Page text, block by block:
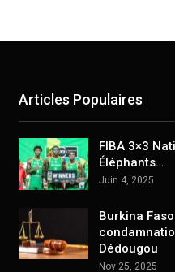
Articles Populaires
FIBA 3×3
Éléphants…
Juin 4, 2025
Burkina
Dédougou
Nov 25, 2025